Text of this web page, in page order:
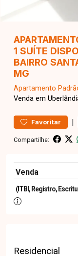
1 SUÍTE
BAIRRO
MG
Apartamento
Venda em
Favoritar |
Compartilhe:
Venda
(ITBI, Registro,
Residencial